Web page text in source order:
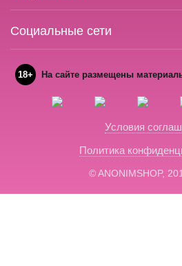
Социальные сети
18+ На сайте размещены
Условия
Политика
© ANONIMSHOP,